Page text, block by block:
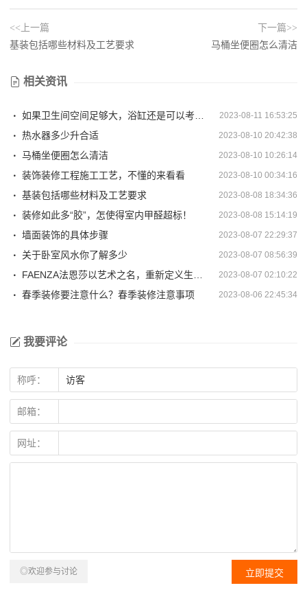
<<上一篇
基装包括哪些材料及工艺要求
下一篇>>
马桶坐便圈怎么清洁
相关资讯
2023-08-11 16:53:25
如果卫生间空间足够大，浴缸还是可以考虑放一个的呀
2023-08-10 20:42:38
热水器多少升合适
2023-08-10 10:26:14
马桶坐便圈怎么清洁
2023-08-10 00:34:16
装饰装修工程施工工艺，不懂的来看看
2023-08-08 18:34:36
基装包括哪些材料及工艺要求
2023-08-08 15:14:19
装修如此多“胶”，怎使得室内甲醛超标！
2023-08-07 22:29:37
墙面装饰的具体步骤
2023-08-07 08:56:39
关于卧室风水你了解多少
2023-08-07 02:10:22
FAENZA法恩莎以艺术之名，重新定义生活的设计
2023-08-06 22:45:34
春季装修要注意什么？春季装修注意事项
我要评论
称呼：
邮箱：
网址：
◎欢迎参与讨论